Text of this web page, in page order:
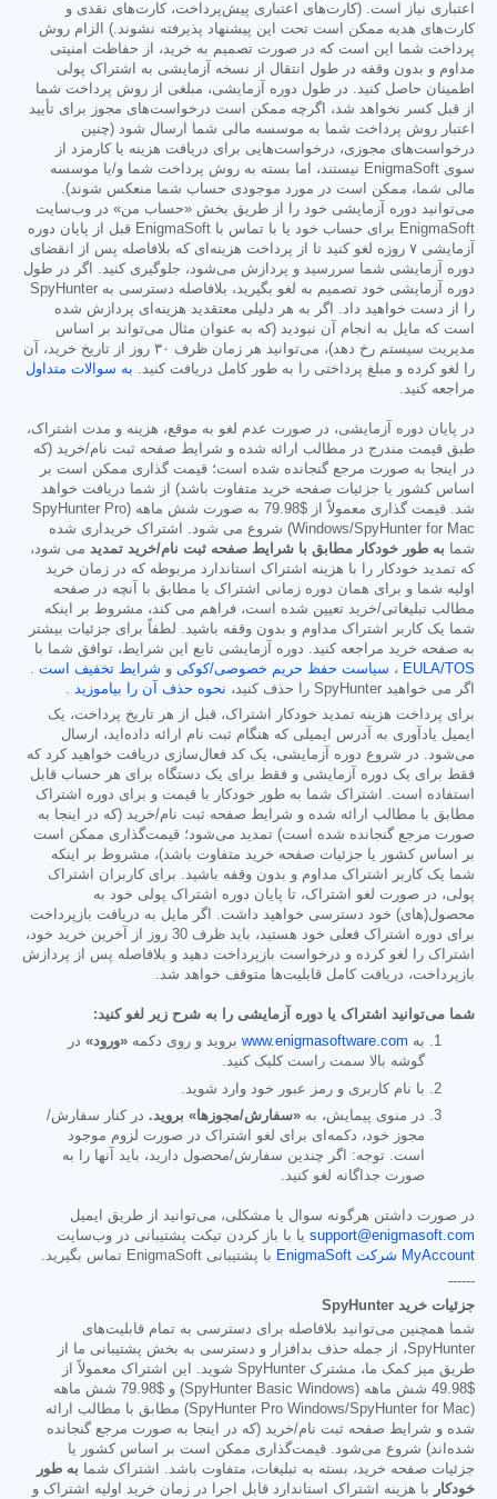
اعتباری نیاز است. (کارت‌های اعتباری پیش‌پرداخت، کارت‌های نقدی و
کارت‌های هدیه ممکن است تحت این پیشنهاد پذیرفته نشوند.) الزام روش
پرداخت شما این است که در صورت تصمیم به خرید، از حفاظت امنیتی
مداوم و بدون وقفه در طول انتقال از نسخه آزمایشی به اشتراک پولی
اطمینان حاصل کنید. در طول دوره آزمایشی، مبلغی از روش پرداخت شما
از قبل کسر نخواهد شد، اگرچه ممکن است درخواست‌های مجوز برای تأیید
اعتبار روش پرداخت شما به موسسه مالی شما ارسال شود (چنین
درخواست‌های مجوزی، درخواست‌هایی برای دریافت هزینه یا کارمزد از
سوی EnigmaSoft نیستند، اما بسته به روش پرداخت شما و/یا موسسه
مالی شما، ممکن است در مورد موجودی حساب شما منعکس شوند).
می‌توانید دوره آزمایشی خود را از طریق بخش «حساب من» در وب‌سایت
EnigmaSoft برای حساب خود یا با تماس با EnigmaSoft قبل از پایان دوره
آزمایشی ۷ روزه لغو کنید تا از پرداخت هزینه‌ای که بلافاصله پس از انقضای
دوره آزمایشی شما سررسید و پردازش می‌شود، جلوگیری کنید. اگر در طول
دوره آزمایشی خود تصمیم به لغو بگیرید، بلافاصله دسترسی به SpyHunter
را از دست خواهید داد. اگر به هر دلیلی معتقدید هزینه‌ای پردازش شده
است که مایل به انجام آن نبودید (که به عنوان مثال می‌تواند بر اساس
مدیریت سیستم رخ دهد)، می‌توانید هر زمان ظرف ۳۰ روز از تاریخ خرید، آن
را لغو کرده و مبلغ پرداختی را به طور کامل دریافت کنید. به سوالات متداول
مراجعه کنید.
در پایان دوره آزمایشی، در صورت عدم لغو به موقع، هزینه و مدت اشتراک،
طبق قیمت مندرج در مطالب ارائه شده و شرایط صفحه ثبت نام/خرید (که
در اینجا به صورت مرجع گنجانده شده است؛ قیمت گذاری ممکن است بر
اساس کشور یا جزئیات صفحه خرید متفاوت باشد) از شما دریافت خواهد
شد. قیمت گذاری معمولاً از $79.98
به صورت شش ماهه (SpyHunter Pro
Windows/SpyHunter for Mac) شروع می شود. اشتراک خریداری شده
شما به طور خودکار مطابق با شرایط صفحه ثبت نام/خرید تمدید می شود،
که تمدید خودکار را با هزینه اشتراک استاندارد مربوطه که در زمان خرید
اولیه شما و برای همان دوره زمانی اشتراک یا مطابق با آنچه در صفحه
مطالب تبلیغاتی/خرید تعیین شده است، فراهم می کند، مشروط بر اینکه
شما یک کاربر اشتراک مداوم و بدون وقفه باشید. لطفاً برای جزئیات بیشتر
به صفحه خرید مراجعه کنید. دوره آزمایشی تابع این شرایط، توافق شما با
EULA/TOS ، سیاست حفظ حریم خصوصی/کوکی و شرایط تخفیف است .
اگر می خواهید SpyHunter را حذف کنید،
نحوه حذف آن را بیاموزید .
برای پرداخت هزینه تمدید خودکار اشتراک، قبل از هر تاریخ پرداخت، یک
ایمیل یادآوری به آدرس ایمیلی که هنگام ثبت نام ارائه داده‌اید، ارسال
می‌شود. در شروع دوره آزمایشی، یک کد فعال‌سازی دریافت خواهید کرد که
فقط برای یک دوره آزمایشی و فقط برای یک دستگاه برای هر حساب قابل
استفاده است. اشتراک شما به طور خودکار با قیمت و برای دوره اشتراک
مطابق با مطالب ارائه شده و شرایط صفحه ثبت نام/خرید (که در اینجا به
صورت مرجع گنجانده شده است) تمدید می‌شود؛ قیمت‌گذاری ممکن است
بر اساس کشور یا جزئیات صفحه خرید متفاوت باشد)، مشروط بر اینکه
شما یک کاربر اشتراک مداوم و بدون وقفه باشید. برای کاربران اشتراک
پولی، در صورت لغو اشتراک، تا پایان دوره اشتراک پولی خود به
محصول(های) خود دسترسی خواهید داشت. اگر مایل به دریافت بازپرداخت
برای دوره اشتراک فعلی خود هستید، باید ظرف 30 روز از آخرین خرید خود،
اشتراک را لغو کرده و درخواست بازپرداخت دهید و بلافاصله پس از پردازش
بازپرداخت، دریافت کامل قابلیت‌ها متوقف خواهد شد.
شما می‌توانید اشتراک یا دوره آزمایشی را به شرح زیر لغو کنید:
به www.enigmasoftware.com بروید و روی دکمه «ورود» در
گوشه بالا سمت راست کلیک کنید.
با نام کاربری و رمز عبور خود وارد شوید.
در منوی پیمایش، به «سفارش/مجوزها» بروید. در کنار سفارش/
مجوز خود، دکمه‌ای برای لغو اشتراک در صورت لزوم موجود
است. توجه: اگر چندین سفارش/محصول دارید، باید آنها را به
صورت جداگانه لغو کنید.
در صورت داشتن هرگونه سوال یا مشکلی، می‌توانید از طریق ایمیل
support@enigmasoft.com یا با باز کردن تیکت پشتیبانی در وب‌سایت
MyAccount شرکت EnigmaSoft
با پشتیبانی EnigmaSoft تماس بگیرید.
------
جزئیات خرید SpyHunter
شما همچنین می‌توانید بلافاصله برای دسترسی به تمام قابلیت‌های
SpyHunter، از جمله حذف بدافزار و دسترسی به بخش پشتیبانی ما از
طریق میز کمک ما، مشترک SpyHunter شوید. این اشتراک معمولاً از
$49.98
شش ماهه (SpyHunter Basic Windows) و $79.98
شش ماهه
(SpyHunter Pro Windows/SpyHunter for Mac) مطابق با مطالب ارائه
شده و شرایط صفحه ثبت نام/خرید (که در اینجا به صورت مرجع گنجانده
شده‌اند) شروع می‌شود. قیمت‌گذاری ممکن است بر اساس کشور یا
جزئیات صفحه خرید، بسته به تبلیغات، متفاوت باشد. اشتراک شما به طور
خودکار
با هزینه اشتراک استاندارد قابل اجرا در زمان خرید اولیه اشتراک و